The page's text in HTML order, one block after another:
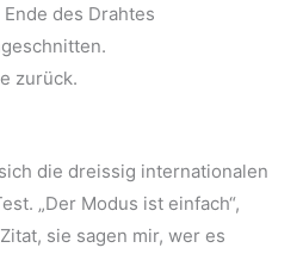
des Drahtes
zurück.
die dreissig internationalen
„Der Modus ist einfach“,
sie sagen mir, wer es